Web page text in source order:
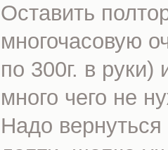
Оставить
многочасовую
по 300г. в
много чего не
Надо